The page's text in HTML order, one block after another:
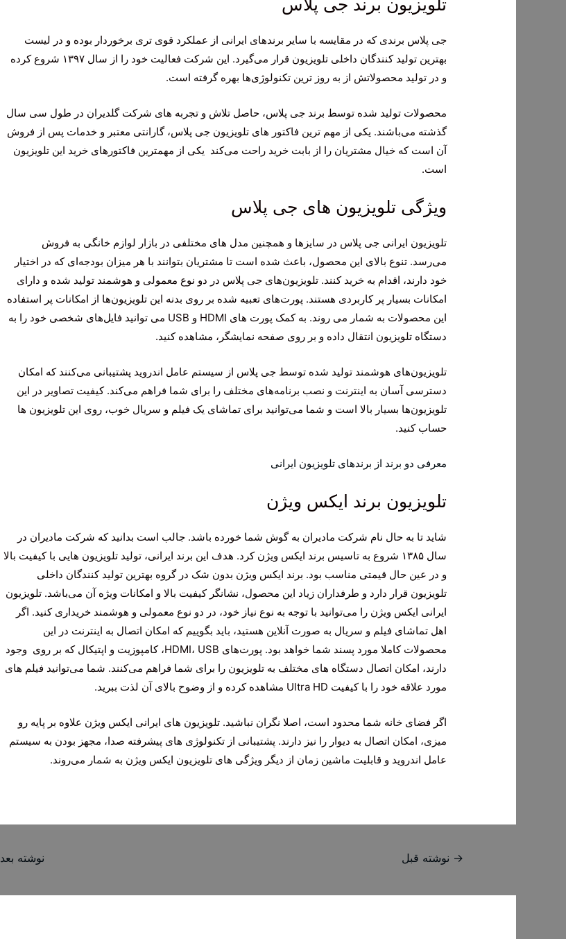
تلویزیون برند جی پلاس
جی پلاس برندی که در مقایسه با سایر برندهای ایرانی از عملکرد قوی تری برخوردار بوده و در لیست
بهترین تولید کنندگان داخلی تلویزیون قرار می‌گیرد. این شرکت فعالیت خود را از سال ۱۳۹۷ شروع کرده
و در تولید محصولاتش از به روز ترین تکنولوژی‌ها بهره گرفته است.
محصولات تولید شده توسط برند جی پلاس، حاصل تلاش و تجربه های شرکت گلدیران در طول سی سال
گذشته می‌باشند. یکی از مهم ترین فاکتور های تلویزیون جی پلاس، گارانتی معتبر و خدمات پس از فروش
آن است که خیال مشتریان را از بابت خرید راحت ‌می‌کند یکی از مهمترین فاکتورهای خرید این تلویزیون
است.
ویژگی تلویزیون های جی پلاس
تلویزیون ایرانی جی پلاس در سایزها و همچنین مدل های مختلفی در بازار لوازم خانگی به فروش
می‌رسد. تنوع بالای این محصول، باعث شده است تا مشتریان بتوانند با هر میزان بودجه‌ای که در اختیار
خود دارند، اقدام به خرید کنند. تلویزیون‌های جی پلاس در دو نوع معمولی و هوشمند تولید شده و دارای
امکانات بسیار پر کاربردی هستند. پورت‌های تعبیه شده بر روی بدنه این تلویزیون‌ها از امکانات پر استفاده
این محصولات به شمار می روند. به کمک پورت های HDMI و USB می توانید فایل‌های شخصی خود را به
دستگاه تلویزیون انتقال داده و بر روی صفحه نمایشگر، مشاهده کنید.
تلویزیون‌های هوشمند تولید شده توسط جی پلاس از سیستم عامل اندروید پشتیبانی می‌کنند که امکان
دسترسی آسان به اینترنت و نصب برنامه‌های مختلف را برای شما فراهم می‌کند. کیفیت تصاویر در این
تلویزیون‌ها بسیار بالا است و شما می‌توانید برای تماشای یک فیلم و سریال خوب، روی این تلویزیون ها
حساب کنید.
معرفی دو برند از برندهای تلویزیون ایرانی
تلویزیون برند ایکس ویژن
شاید تا به حال نام شرکت مادیران به گوش شما خورده باشد. جالب است بدانید که شرکت مادیران در
سال ۱۳۸۵ شروع به تاسیس برند ایکس ویژن کرد. هدف این برند ایرانی، تولید تلویزیون هایی با کیفیت بالا
و در عین حال قیمتی مناسب بود. برند ایکس ویژن بدون شک در گروه بهترین تولید کنندگان داخلی
تلویزیون قرار دارد و طرفداران زیاد این محصول، نشانگر کیفیت بالا و امکانات ویژه آن می‌باشد. تلویزیون
ایرانی ایکس ویژن را می‌توانید با توجه به نوع نیاز خود، در دو نوع معمولی و هوشمند خریداری کنید. اگر
اهل تماشای فیلم و سریال به صورت آنلاین هستید، باید بگوییم که امکان اتصال به اینترنت در این
محصولات کاملا مورد پسند شما خواهد بود. پورت‌های HDMI، USB، کامپوزیت و اپتیکال که بر روی وجود
دارند، امکان اتصال دستگاه های مختلف به تلویزیون را برای شما فراهم می‌کنند. شما می‌توانید فیلم های
مورد علاقه خود را با کیفیت Ultra HD مشاهده کرده و از وضوح بالای آن لذت ببرید.
اگر فضای خانه شما محدود است، اصلا نگران نباشید. تلویزیون های ایرانی ایکس ویژن علاوه بر پایه رو
میزی، امکان اتصال به دیوار را نیز دارند. پشتیبانی از تکنولوژی های پیشرفته صدا، مجهز بودن به سیستم
عامل اندروید و قابلیت ماشین زمان از دیگر ویژگی های تلویزیون ایکس ویژن به شمار می‌روند.
راهبری
→ نوشته قبل نوشته بعد